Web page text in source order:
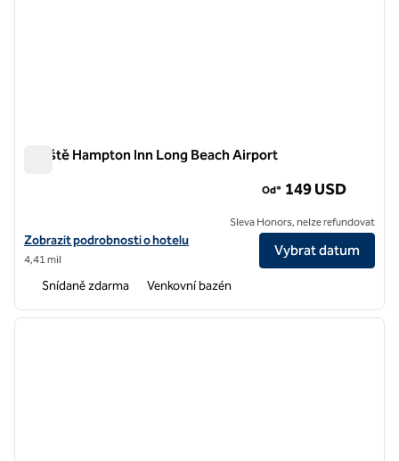
Letiště Hampton Inn Long Beach Airport
Zobrazit podrobnosti o hotelu na letišti Hampton Inn Long Beach
Zobrazit podrobnosti o hotelu
4,41 mil
Od* 149 USD
Sleva Honors, nelze refundovat
Vybrat datum
Snídaně zdarma Venkovní bazén
1 z 13
další